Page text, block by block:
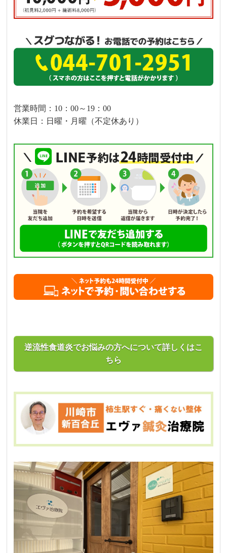
営業時間：10：00～19：00
休業日：日曜・月曜（不定休あり）
逆流性食道炎でお悩みの方へについて詳しくはこ
ちら